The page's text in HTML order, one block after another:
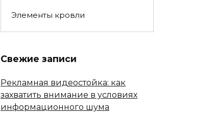
Элементы кровли
Свежие записи
Рекламная видеостойка: как
захватить внимание в условиях
информационного шума